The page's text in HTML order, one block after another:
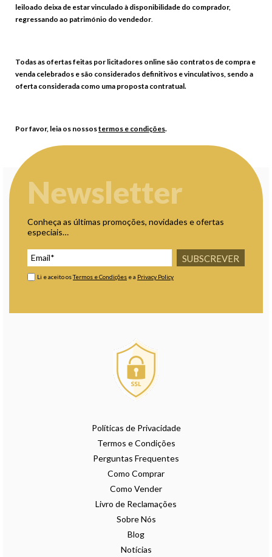
leiloado deixa de estar vinculado à disponibilidade do comprador,
regressando ao património do vendedor
Todas as ofertas feitas por licitadores online são contratos de compra e
venda celebrados e são considerados definitivos e vinculativos, sendo a
oferta considerada como uma proposta contratual.
Por favor, leia os nossostermos e condições.
Newsletter
Conheça as últimas promoções, novidades e ofertas
especiais…
SUBSCREVER
Li e aceito osTermos e Condições e a Privacy Policy
Políticas de Privacidade
Termos e Condições
Perguntas Frequentes
Como Comprar
Como Vender
Livro de Reclamações
Sobre Nós
Blog
Notícias